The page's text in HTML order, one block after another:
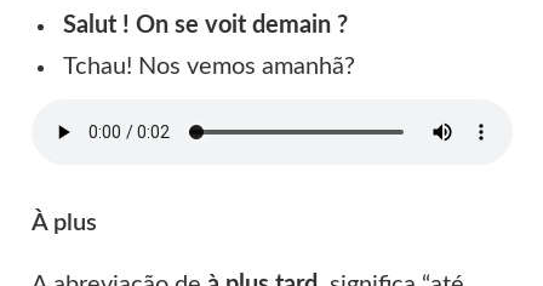
Salut ! On se voit demain ?
Tchau! Nos vemos amanhã?
À plus